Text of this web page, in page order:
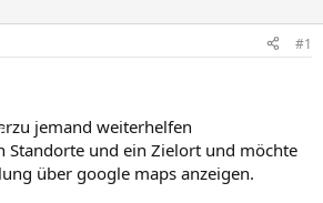
#1
jemand weiterhelfen
Standorte und ein Zielort und möchte
über google maps anzeigen.